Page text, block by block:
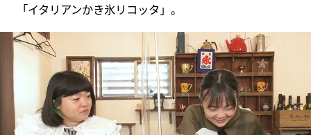
「イタリアンかき氷リコッタ」。